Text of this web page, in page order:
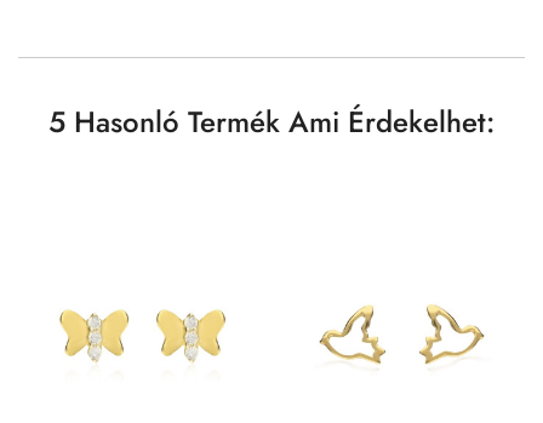
5 Hasonló Termék Ami Érdekelhet: